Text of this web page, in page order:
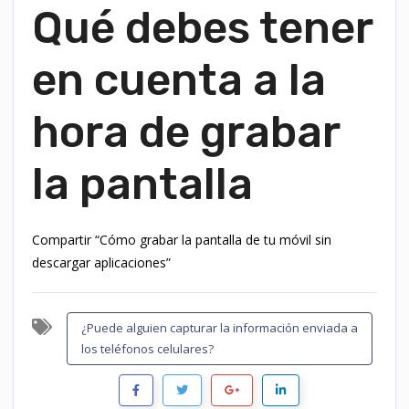
Qué debes tener
en cuenta a la
hora de grabar
la pantalla
Compartir Cómo grabar la pantalla de tu móvil sin
descargar aplicaciones
¿Puede alguien capturar la información enviada a
los teléfonos celulares?